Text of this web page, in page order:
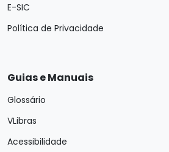
E-SIC
Política de Privacidade
Guias e Manuais
Glossário
VLibras
Acessibilidade